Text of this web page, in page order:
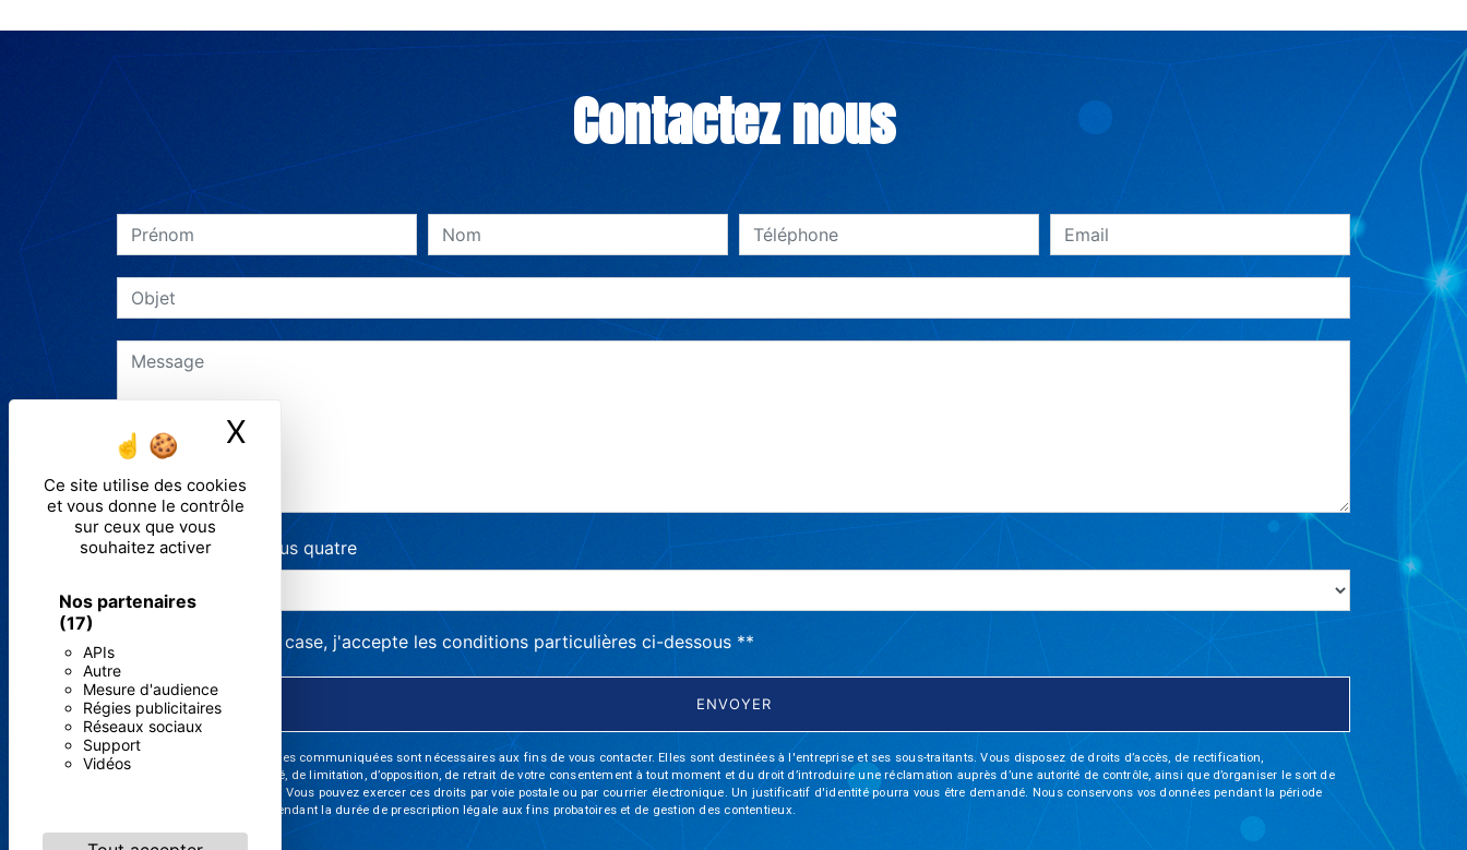
Ce site utilise des cookies
et vous donne le contrôle
sur ceux que vous
souhaitez activer
Nos partenaires
(17)
APIs
Autre
Mesure d'audience
Régies publicitaires
Réseaux sociaux
Support
Vidéos
X
Contactez nous
Combien font six plus quatre
En cochant cette case, j'accepte les conditions particulières ci-dessous **
ENVOYER
** Les données personnelles communiquées sont nécessaires aux fins de vous contacter. Elles sont destinées à l'entreprise et ses sous-traitants. Vous disposez de droits d’accès, de rectification,
d’effacement, de portabilité, de limitation, d’opposition, de retrait de votre consentement à tout moment et du droit d’introduire une réclamation auprès d’une autorité de contrôle, ainsi que d’organiser le sort de
vos données post-mortem. Vous pouvez exercer ces droits par voie postale ou par courrier électronique. Un justificatif d'identité pourra vous être demandé. Nous conservons vos données pendant la période
de prise de contact puis pendant la durée de prescription légale aux fins probatoires et de gestion des contentieux.